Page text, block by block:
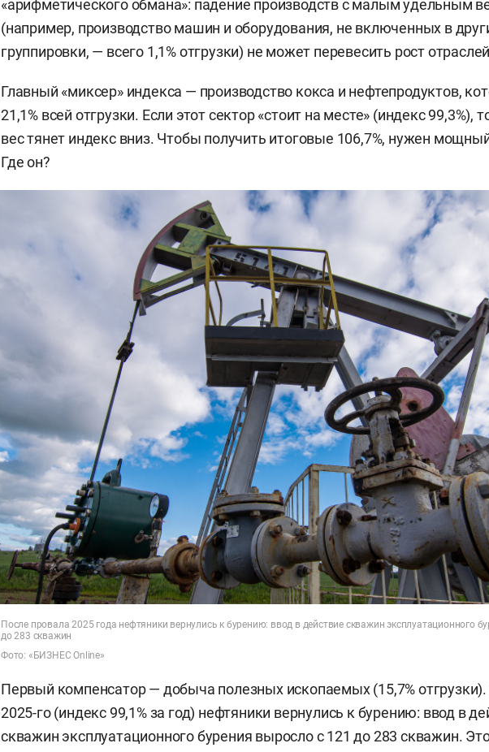
«арифметического обмана»: падение производств с малым удельным
(например, производство машин и оборудования, не включенных в
группировки, — всего 1,1% отгрузки) не может перевесить рост
Главный «миксер» индекса — производство кокса и нефтепродуктов,
21,1% всей отгрузки. Если этот сектор «стоит на месте» (индекс 99,3%),
вес тянет индекс вниз. Чтобы получить итоговые 106,7%, нужен
Где он?
После провала 2025 года нефтяники вернулись к бурению: ввод в действие скважин эксплуатационного
до 283 скважин
Фото: «БИЗНЕС Online»
Первый компенсатор — добыча полезных ископаемых (15,7%
2025-го (индекс 99,1% за год) нефтяники вернулись к бурению: ввод в
скважин эксплуатационного бурения выросло с 121 до 283 скважин.